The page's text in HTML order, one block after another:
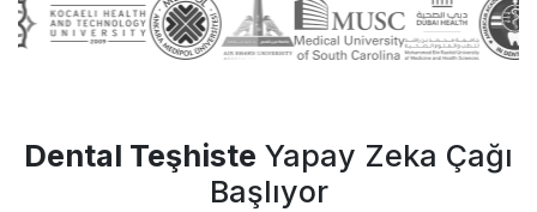
Dental Teşhiste Yapay Zeka Çağı
Başlıyor